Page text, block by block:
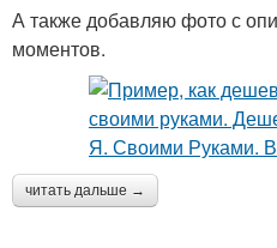
А также добавляю фото с
моментов.
читать дальше →